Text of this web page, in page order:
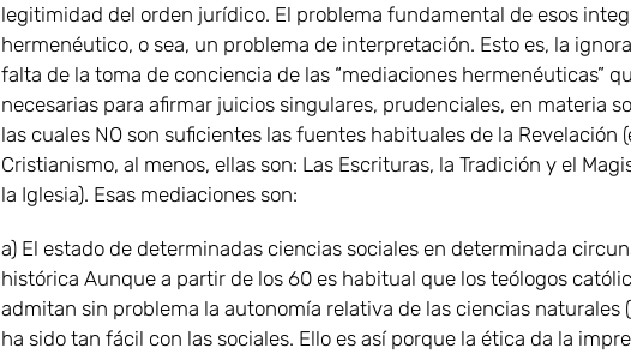
legitimidad del orden jurídico. El problema fundamental de esos
hermenéutico, o sea, un problema de interpretación. Esto es, la
falta de la toma de conciencia de las “mediaciones hermenéuticas”
necesarias para afirmar juicios singulares, prudenciales, en materia
las cuales NO son suficientes las fuentes habituales de la Revelación
Cristianismo, al menos, ellas son: Las Escrituras, la Tradición y el
la Iglesia). Esas mediaciones son:
a) El estado de determinadas ciencias sociales en determinada
histórica Aunque a partir de los 60 es habitual que los teólogos
admitan sin problema la autonomía relativa de las ciencias naturales
ha sido tan fácil con las sociales. Ello es así porque la ética da la